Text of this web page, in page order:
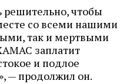
чтобы
со всеми нашими
так и мертвыми
заплатит
и подлое
— продолжил он.